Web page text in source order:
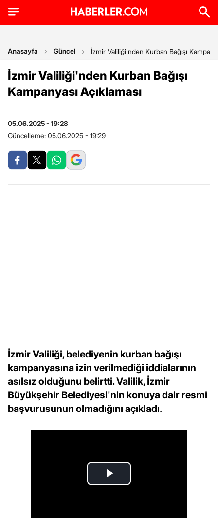
Anasayfa Güncel İzmir Valiliği'nden Kurban Bağışı
İzmir Valiliği'nden Kurban Bağışı
Kampanyası Açıklaması
05.06.2025 - 19:28
Güncelleme: 05.06.2025 - 19:29
İzmir Valiliği, belediyenin kurban bağışı
kampanyasına izin verilmediği iddialarının
asılsız olduğunu belirtti. Valilik, İzmir
Büyükşehir Belediyesi'nin konuya dair resmi
başvurusunun olmadığını açıkladı.